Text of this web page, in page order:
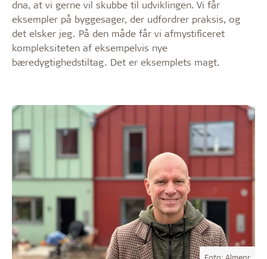
dna, at vi gerne vil skubbe til udviklingen. Vi får
eksempler på byggesager, der udfordrer praksis, og
det elsker jeg. På den måde får vi afmystificeret
kompleksiteten af eksempelvis nye
bæredygtighedstiltag. Det er eksemplets magt.
Foto: Almenr